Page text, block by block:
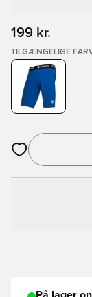
199 kr.
TILGÆNGELIGE
Åbner en